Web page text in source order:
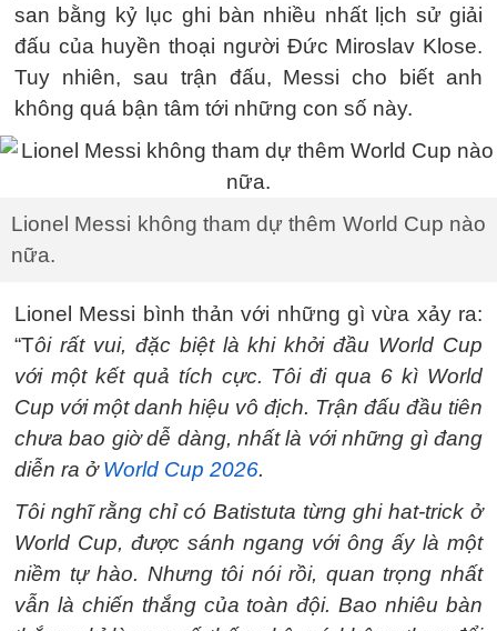
san bằng kỷ lục ghi bàn nhiều nhất lịch sử giải
đấu của huyền thoại người Đức Miroslav Klose.
Tuy nhiên, sau trận đấu, Messi cho biết anh
không quá bận tâm tới những con số này.
Lionel Messi không tham dự thêm World Cup nào
nữa.
Lionel Messi bình thản với những gì vừa xảy ra:
“Tôi rất vui, đặc biệt là khi khởi đầu World Cup
với một kết quả tích cực. Tôi đi qua 6 kì World
Cup với một danh hiệu vô địch. Trận đấu đầu tiên
chưa bao giờ dễ dàng, nhất là với những gì đang
diễn ra ởWorld Cup 2026.
Tôi nghĩ rằng chỉ có Batistuta từng ghi hat-trick ở
World Cup, được sánh ngang với ông ấy là một
niềm tự hào. Nhưng tôi nói rồi, quan trọng nhất
vẫn là chiến thắng của toàn đội. Bao nhiêu bàn